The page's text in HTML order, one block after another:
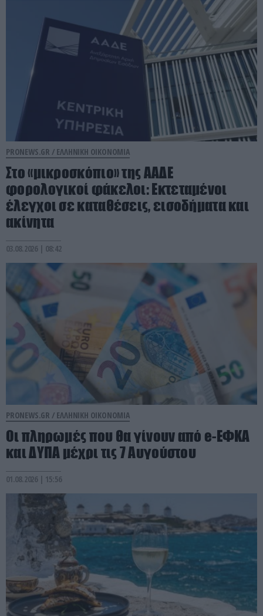
PRONEWS.GR / ΕΛΛΗΝΙΚΗ ΟΙΚΟΝΟΜΙΑ
Στο «μικροσκόπιο» της ΑΑΔΕ
φορολογικοί φάκελοι: Εκτεταμένοι
έλεγχοι σε καταθέσεις, εισοδήματα και
ακίνητα
03.08.2026 | 08:42
PRONEWS.GR / ΕΛΛΗΝΙΚΗ ΟΙΚΟΝΟΜΙΑ
Οι πληρωμές που θα γίνουν από e-ΕΦΚΑ
και ΔΥΠΑ μέχρι τις 7 Αυγούστου
01.08.2026 | 15:56